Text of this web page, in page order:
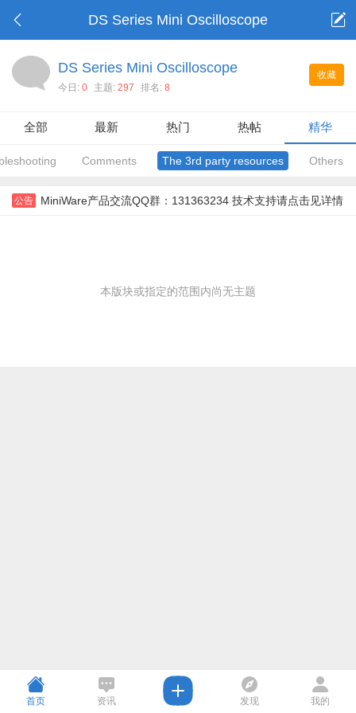
DS Series Mini Oscilloscope
收藏
DS Series Mini Oscilloscope
今日: 0 主题: 297 排名: 8
全部 最新 热门 热帖 精华
Comments The 3rd party resources Others
公告 MiniWare产品交流QQ群：131363234 技术支持请点击见详情
本版块或指定的范围内尚无主题
首页 资讯 发现 我的